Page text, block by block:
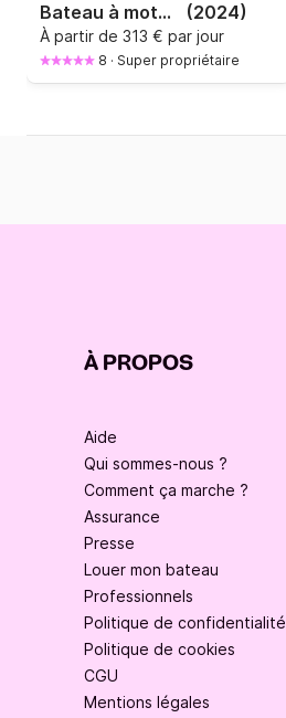
Bateau à moteur BLULINE 21 OPEN 150cv (2024)
À partir de 313 € par jour
8 · Super propriétaire
À PROPOS
Aide
Qui sommes-nous ?
Comment ça marche ?
Assurance
Presse
Louer mon bateau
Professionnels
Politique de confidentialité
Politique de cookies
CGU
Mentions légales